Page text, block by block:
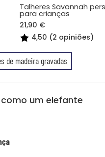
Talheres Savannah
para crianças
21,90 €
4,50 (2 opiniões)
de madeira gravadas
um elefante